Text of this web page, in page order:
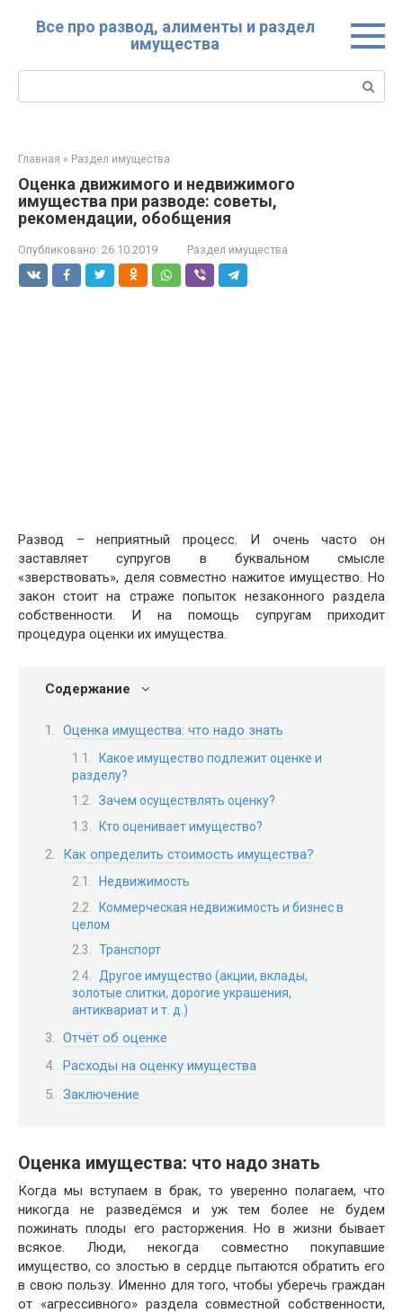
Все про развод, алименты и раздел
имущества
Поиск:
Главная » Раздел имущества
Оценка движимого и недвижимого
имущества при разводе: советы,
рекомендации, обобщения
Опубликовано: 26.10.2019 Раздел имущества
Развод – неприятный процесс. И очень часто он
заставляет супругов в буквальном смысле
«зверствовать», деля совместно нажитое имущество. Но
закон стоит на страже попыток незаконного раздела
собственности. И на помощь супругам приходит
процедура оценки их имущества.
Содержание
Оценка имущества: что надо знать
Какое имущество подлежит оценке и
разделу?
Зачем осуществлять оценку?
Кто оценивает имущество?
Как определить стоимость имущества?
Недвижимость
Коммерческая недвижимость и бизнес в
целом
Транспорт
Другое имущество (акции, вклады,
золотые слитки, дорогие украшения,
антиквариат и т. д.)
Отчёт об оценке
Расходы на оценку имущества
Заключение
Оценка имущества: что надо знать
Когда мы вступаем в брак, то уверенно полагаем, что
никогда не разведёмся и уж тем более не будем
пожинать плоды его расторжения. Но в жизни бывает
всякое. Люди, некогда совместно покупавшие
имущество, со злостью в сердце пытаются обратить его
в свою пользу. Именно для того, чтобы уберечь граждан
от «агрессивного» раздела совместной собственности,